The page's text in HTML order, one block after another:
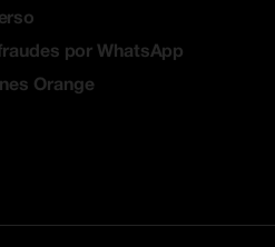
por WhatsApp
Orange